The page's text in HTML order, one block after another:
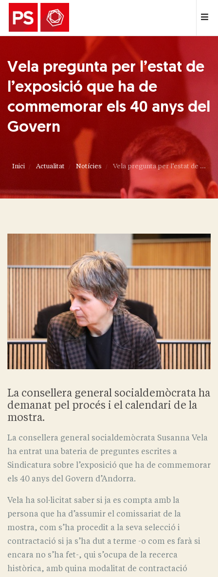
Vela pregunta per l’estat de
l’exposició que ha de
commemorar els 40 anys del
Govern
Inici Actualitat Notícies Vela pregunta per l’estat de ...
La consellera general socialdemòcrata ha
demanat pel procés i el calendari de la
mostra.
La consellera general socialdemòcrata Susanna Vela
ha entrat una bateria de preguntes escrites a
Sindicatura sobre l’exposició que ha de commemorar
els 40 anys del Govern d’Andorra.
Vela ha sol·licitat saber si ja es compta amb la
persona que ha d’assumir el comissariat de la
mostra, com s’ha procedit a la seva selecció i
contractació si ja s’ha dut a terme -o com es farà si
encara no s’ha fet-, qui s’ocupa de la recerca
històrica, amb quina modalitat de contractació